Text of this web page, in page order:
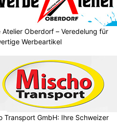
Atelier Oberdorf – Veredelung für
Werbeartikel
Transport GmbH: Ihre Schweizer